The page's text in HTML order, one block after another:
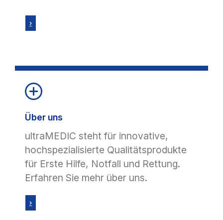
›
Über uns
ultraMEDIC steht für innovative,
hochspezialisierte Qualitätsprodukte
für Erste Hilfe, Notfall und Rettung.
Erfahren Sie mehr über uns.
›